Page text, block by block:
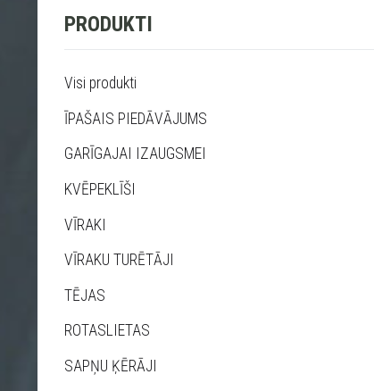
PRODUKTI
Visi produkti
ĪPAŠAIS PIEDĀVĀJUMS
GARĪGAJAI IZAUGSMEI
KVĒPEKLĪŠI
VĪRAKI
VĪRAKU TURĒTĀJI
TĒJAS
ROTASLIETAS
SAPŅU ĶĒRĀJI